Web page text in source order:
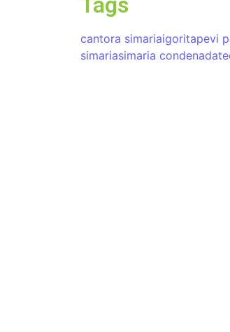
cantora simariaigoritapevi
simariasimaria condenada